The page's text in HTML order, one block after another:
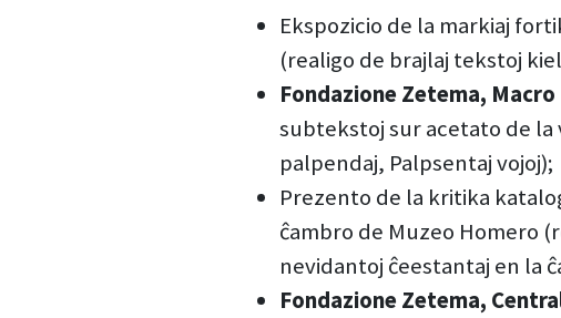
Ekspozicio de la markiaj
(realigo de brajlaj tekstoj
Fondazione Zetema, Macro
subtekstoj sur acetato de la
palpendaj, Palpsentaj vojoj);
Prezento de la kritika
ĉambro de Muzeo Homero
nevidantoj ĉeestantaj en la
Fondazione Zetema,